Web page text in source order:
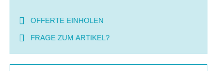
OFFERTE EINHOLEN
FRAGE ZUM ARTIKEL?